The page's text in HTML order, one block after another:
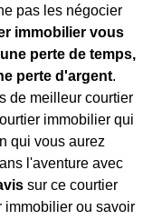
pas les négocier
immobilier vous
perte de temps,
perte d'argent.
de meilleur courtier
immobilier qui
qui vous aurez
l'aventure avec
sur ce courtier
immobilier ou savoir